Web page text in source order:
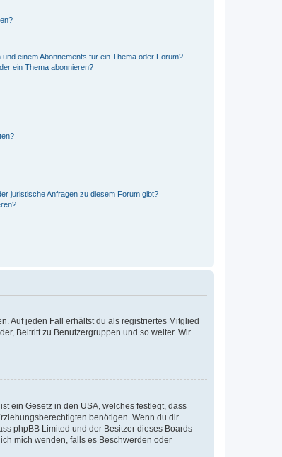
einem Abonnements für ein Thema oder Forum?
ein Thema abonnieren?
juristische Anfragen zu diesem Forum gibt?
Auf jeden Fall erhältst du als registriertes Mitglied
Beitritt zu Benutzergruppen und so weiter. Wir
ein Gesetz in den USA, welches festlegt, dass
benötigen. Wenn du dir
phpBB Limited und der Besitzer dieses Boards
mich wenden, falls es Beschwerden oder